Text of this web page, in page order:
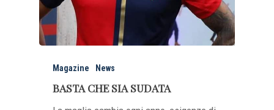
Magazine News
BASTA CHE SIA SUDATA